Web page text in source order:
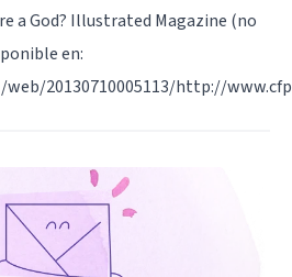
a God? Illustrated Magazine (no
en:
20130710005113/http://